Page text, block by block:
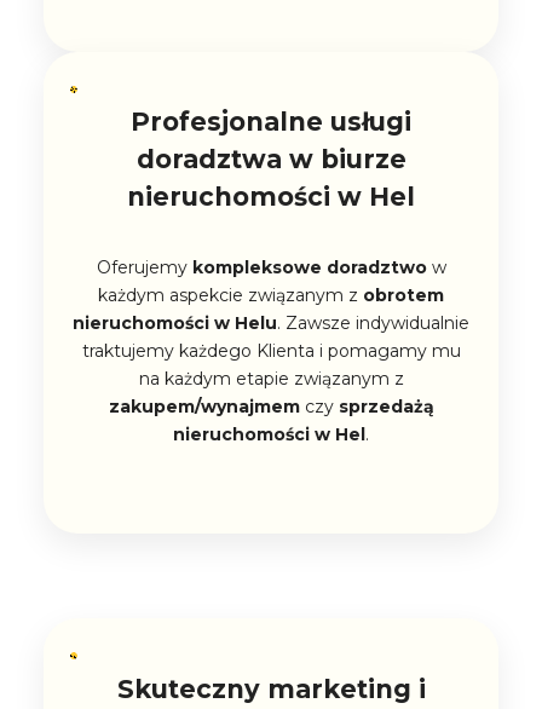
Profesjonalne usługi
doradztwa w biurze
nieruchomości w Hel
Oferujemy kompleksowe doradztwow
każdym aspekcie związanym z obrotem
nieruchomości w Helu. Zawsze indywidualnie
traktujemy każdego Klienta i pomagamy mu
na każdym etapie związanym z
zakupem/wynajmemczy sprzedażą
nieruchomości w Hel.
Skuteczny marketing i